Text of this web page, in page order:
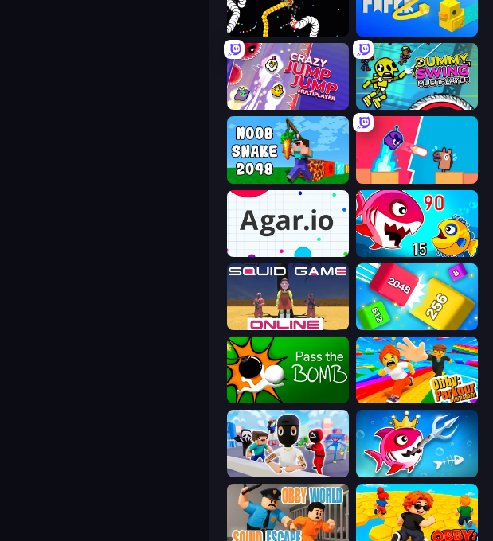
Worms.io
Crazy Jump Jump Multiplayer Crazy Dummy Swing Multiplayer
Noob Snake 2048 Boom Slingers ReBoom
Agar.io Fish Eat Getting Big
Squid Game Online Qube 2048
Pass The Bomb Obby: Parkour with Ragdoll
Fish Stab Getting Big